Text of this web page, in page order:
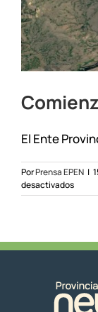
El Ente
PorPrensa EPEN |
desactivadosen
rurales
en